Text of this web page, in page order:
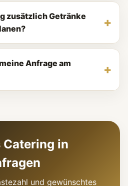
zusätzlich Getränke
Anfrage am
in
und gewünschtes